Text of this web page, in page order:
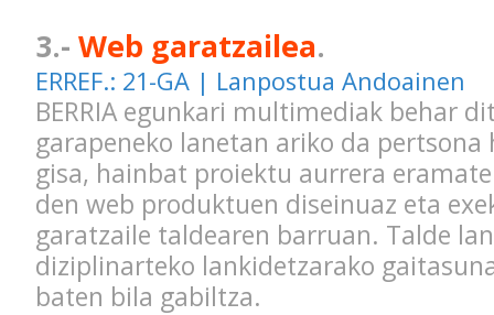
3.- Web garatzailea.
ERREF.: 21-GA | Lanpostua Andoainen
BERRIA egunkari multimediak behar
garapeneko lanetan ariko da pertsona
gisa, hainbat proiektu aurrera
den web produktuen diseinuaz eta
garatzaile taldearen barruan. Talde
diziplinarteko lankidetzarako
baten bila gabiltza.